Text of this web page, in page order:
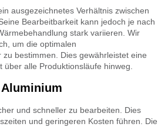
ausgezeichnetes Verhältnis zwischen
Bearbeitbarkeit kann jedoch je nach
stark variieren. Wir
um die optimalen
bestimmen. Dies gewährleistet eine
alle Produktionsläufe hinweg.
und schneller zu bearbeiten. Dies
und geringeren Kosten führen. Die